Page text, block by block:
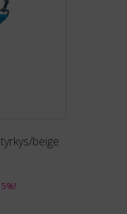
beige